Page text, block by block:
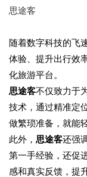
思途客
随着数字科技的飞
体验、提升出行效
化旅游平台。
思途客不仅致力于
技术，通过精准定
做繁琐准备，就能
此外， 思途客还强
第一手经验，还促
感和真实反馈，提